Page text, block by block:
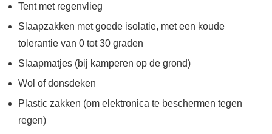
Tent met regenvlieg
Slaapzakken met goede isolatie, met een koude
tolerantie van 0 tot 30 graden
Slaapmatjes (bij kamperen op de grond)
Wol of donsdeken
Plastic zakken (om elektronica te beschermen tegen
regen)